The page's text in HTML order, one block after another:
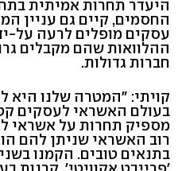
היעדר תחרות אמיתית
החסמים, קיים גם עניין
עסקים מופלים לרעה על-
ההלוואות שהם מקבלים
חברות גדולות.
קויתי: "המטרה שלנו היא
בעולם האשראי לעסקים
מספיק תחרות על אשראי
רוב האשראי שניתן להם
בתנאים טובים. הקמנו